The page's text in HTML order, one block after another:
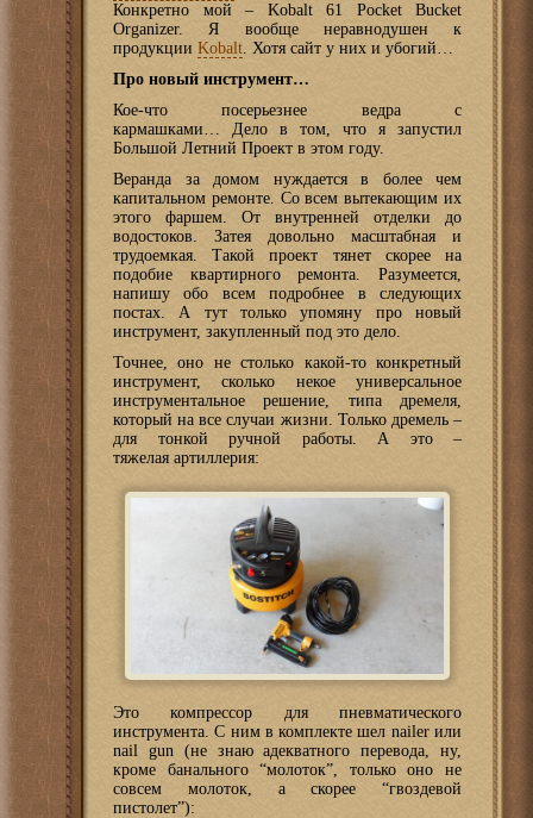
Конкретно мой – Kobalt 61 Pocket Bucket
Organizer. Я вообще неравнодушен к
продукции Kobalt. Хотя сайт у них и убогий…
Про новый инструмент…
Кое-что посерьезнее ведра с
кармашками… Дело в том, что я запустил
Большой Летний Проект в этом году.
Веранда за домом нуждается в более чем
капитальном ремонте. Со всем вытекающим их
этого фаршем. От внутренней отделки до
водостоков. Затея довольно масштабная и
трудоемкая. Такой проект тянет скорее на
подобие квартирного ремонта. Разумеется,
напишу обо всем подробнее в следующих
постах. А тут только упомяну про новый
инструмент, закупленный под это дело.
Точнее, оно не столько какой-то конкретный
инструмент, сколько некое универсальное
инструментальное решение, типа дремеля,
который на все случаи жизни. Только дремель –
для тонкой ручной работы. А это –
тяжелая артиллерия:
Это компрессор для пневматического
инструмента. С ним в комплекте шел nailer или
nail gun (не знаю адекватного перевода, ну,
кроме банального “молоток”, только оно не
совсем молоток, а скорее “гвоздевой
пистолет”):